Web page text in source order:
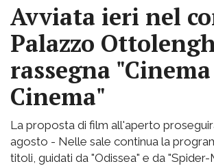
Avviata ieri nel
Palazzo
rassegna "Cinema
Cinema"
La proposta di film all'aperto
agosto - Nelle sale continua la
titoli, guidati da "Odissea" e da